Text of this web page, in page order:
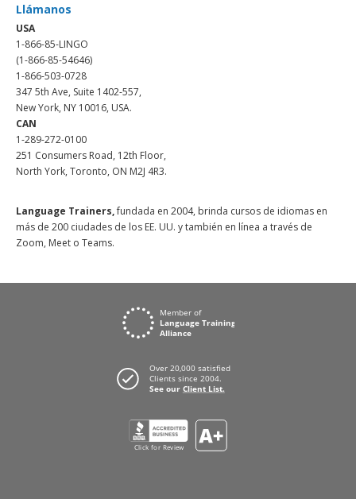
Llámanos
USA
1-866-85-LINGO
(1-866-85-54646)
1-866-503-0728
347 5th Ave, Suite 1402-557,
New York, NY 10016, USA.
CAN
1-289-272-0100
251 Consumers Road, 12th Floor,
North York, Toronto, ON M2J 4R3.
Language Trainers,fundada en 2004, brinda cursos de idiomas en
más de 200 ciudades de los EE. UU. y también en línea a través de
Zoom, Meet o Teams.